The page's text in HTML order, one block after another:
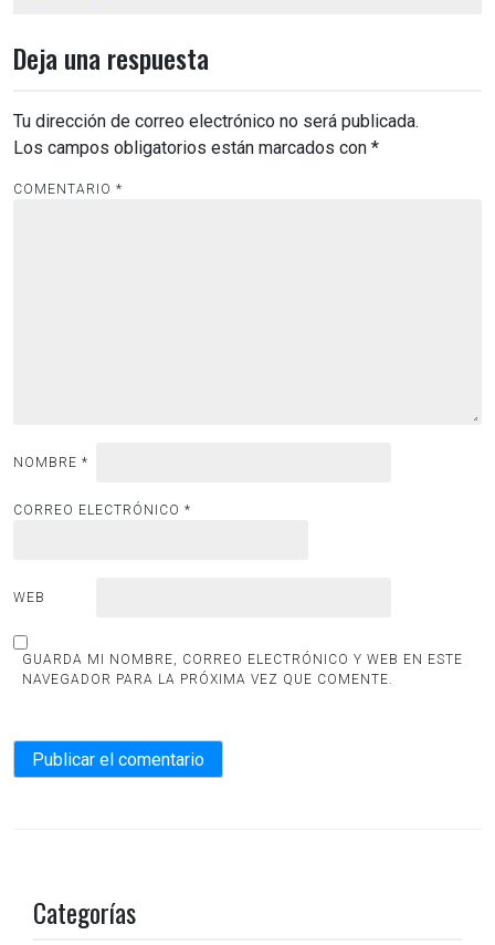
Deja una respuesta
Tu dirección de correo electrónico no será publicada.
Los campos obligatorios están marcados con *
COMENTARIO *
NOMBRE *
CORREO ELECTRÓNICO *
WEB
GUARDA MI NOMBRE, CORREO ELECTRÓNICO Y WEB EN ESTE
NAVEGADOR PARA LA PRÓXIMA VEZ QUE COMENTE.
Categorías